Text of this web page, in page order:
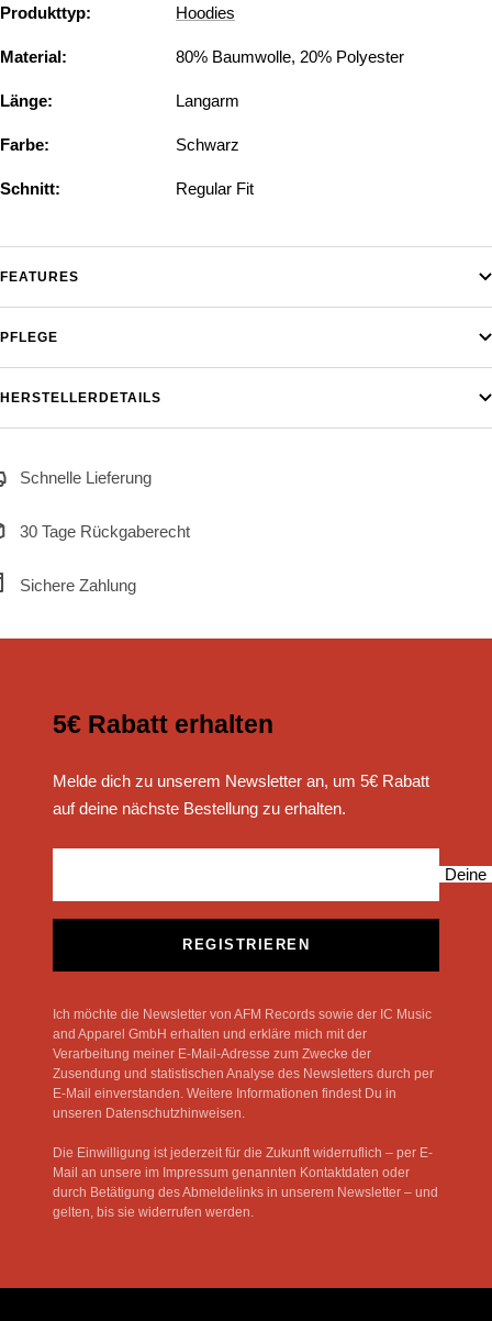
Produkttyp: Hoodies
Material: 80% Baumwolle, 20% Polyester
Länge: Langarm
Farbe: Schwarz
Schnitt: Regular Fit
FEATURES
PFLEGE
HERSTELLERDETAILS
Schnelle Lieferung
30 Tage Rückgaberecht
Sichere Zahlung
5€ Rabatt erhalten
Melde dich zu unserem Newsletter an, um 5€ Rabatt
auf deine nächste Bestellung zu erhalten.
Deine
REGISTRIEREN
Ich möchte die Newsletter von AFM Records sowie der IC Music
and Apparel GmbH erhalten und erkläre mich mit der
Verarbeitung meiner E-Mail-Adresse zum Zwecke der
Zusendung und statistischen Analyse des Newsletters durch per
E-Mail einverstanden. Weitere Informationen findest Du in
unseren Datenschutzhinweisen.
Die Einwilligung ist jederzeit für die Zukunft widerruflich – per E-
Mail an unsere im Impressum genannten Kontaktdaten oder
durch Betätigung des Abmeldelinks in unserem Newsletter – und
gelten, bis sie widerrufen werden.